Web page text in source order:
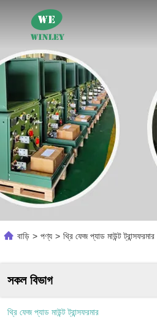
বাড়ি > পণ্য > থ্রি ফেজ প্যাড মাউন্ট ট্রান্সফরমার
সকল বিভাগ
থ্রি ফেজ প্যাড মাউন্ট ট্রান্সফরমার